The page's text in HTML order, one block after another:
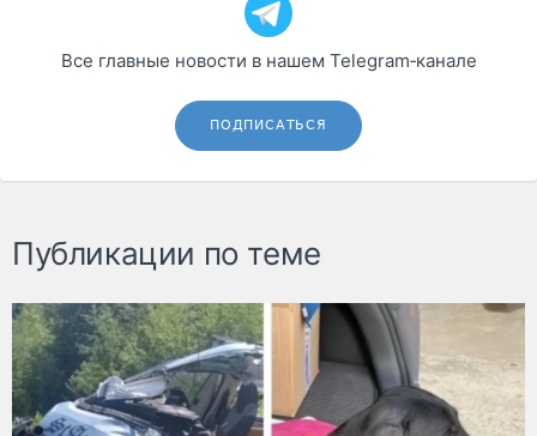
Все главные новости в нашем Telegram‑канале
ПОДПИСАТЬСЯ
Публикации по теме